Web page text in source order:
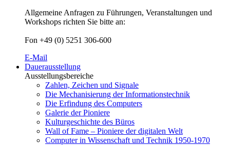
Allgemeine Anfragen zu Führungen, Veranstaltungen und
Workshops richten Sie bitte an:
Fon +49 (0) 5251 306-600
E-Mail
Dauerausstellung
Ausstellungsbereiche
Zahlen, Zeichen und Signale
Die Mechanisierung der Informationstechnik
Die Erfindung des Computers
Galerie der Pioniere
Kulturgeschichte des Büros
Wall of Fame – Pioniere der digitalen Welt
Computer in Wissenschaft und Technik 1950-1970